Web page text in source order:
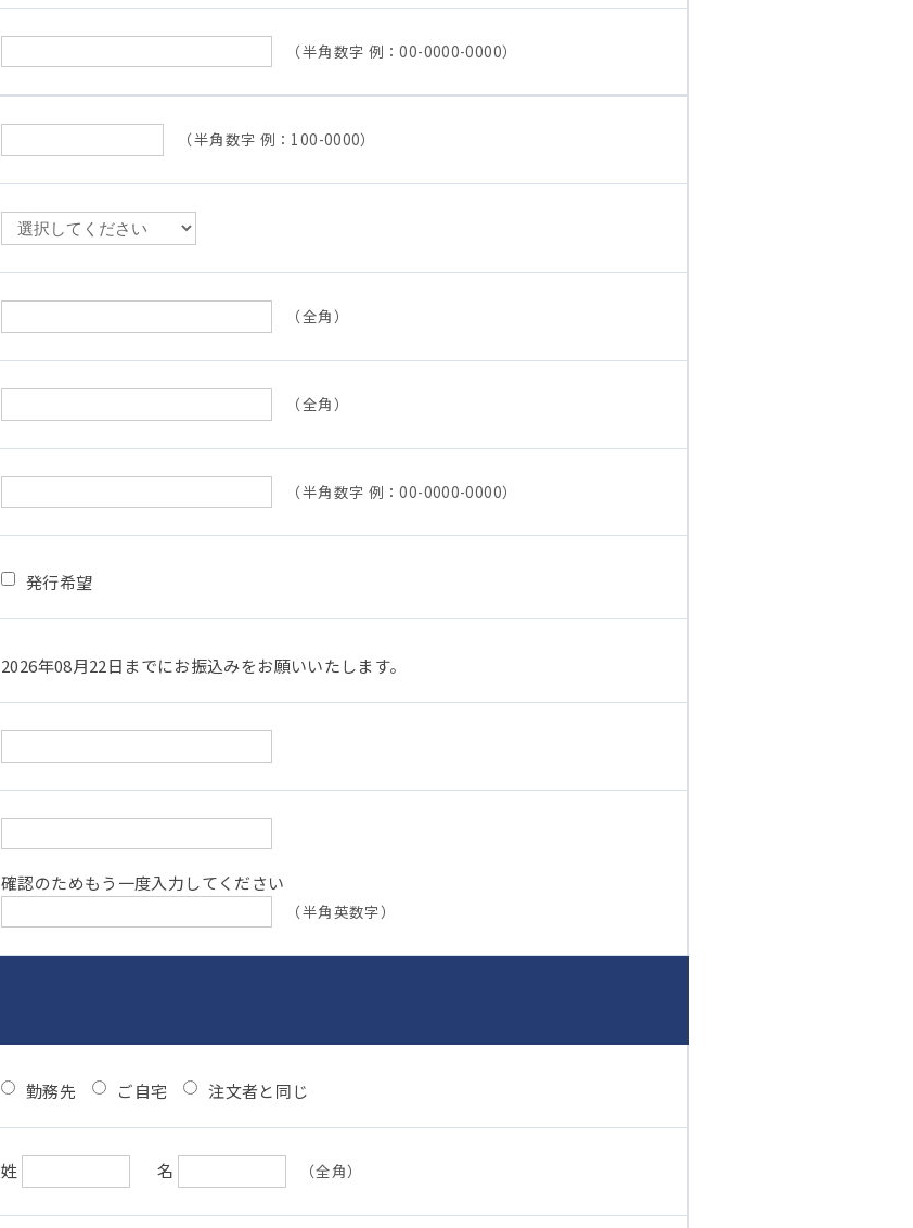
（半角数字 例：00-0000-0000）
（半角数字 例：100-0000）
（全角）
（全角）
（半角数字 例：00-0000-0000）
発行希望
2026年08月22日までにお振込みをお願いいたします。
確認のためもう一度入力してください
（半角英数字）
勤務先 ご自宅 注文者と同じ
姓 名 （全角）